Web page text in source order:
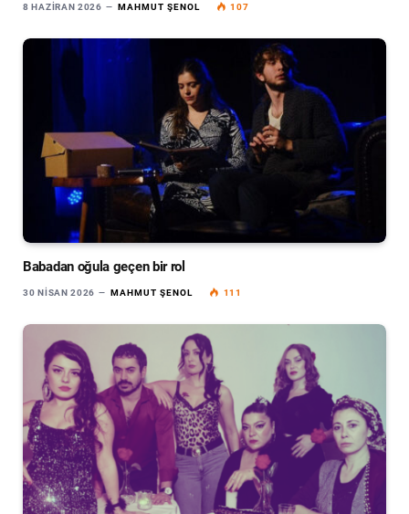
8 HAZIRAN 2026 MAHMUT ŞENOL 107
Babadan oğula geçen bir rol
30 NISAN 2026 MAHMUT ŞENOL 111